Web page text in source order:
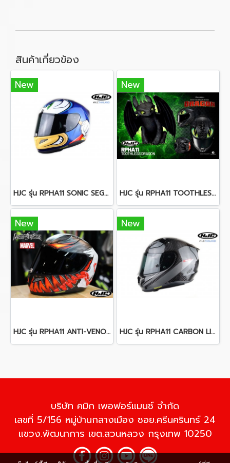
สินค้าเกี่ยวข้อง
New
HJC รุ่น RPHA11 SONIC SEGA MC2
New
HJC รุ่น RPHA11 TOOTHLESS DRAGON
New
HJC รุ่น RPHA11 ANTI-VENOM
New
HJC รุ่น RPHA11 CARBON LITT MC1
บริษัท คมิก เพอฟอร์แมนซ์ จำกัด
เลขที่ 5/156 หมู่บ้านกลางเมือง ซอย.ศรีนครินทร์ 24
แขวง.พัฒนาการ เขต.สวนหลวง กรุงเทพ 10250